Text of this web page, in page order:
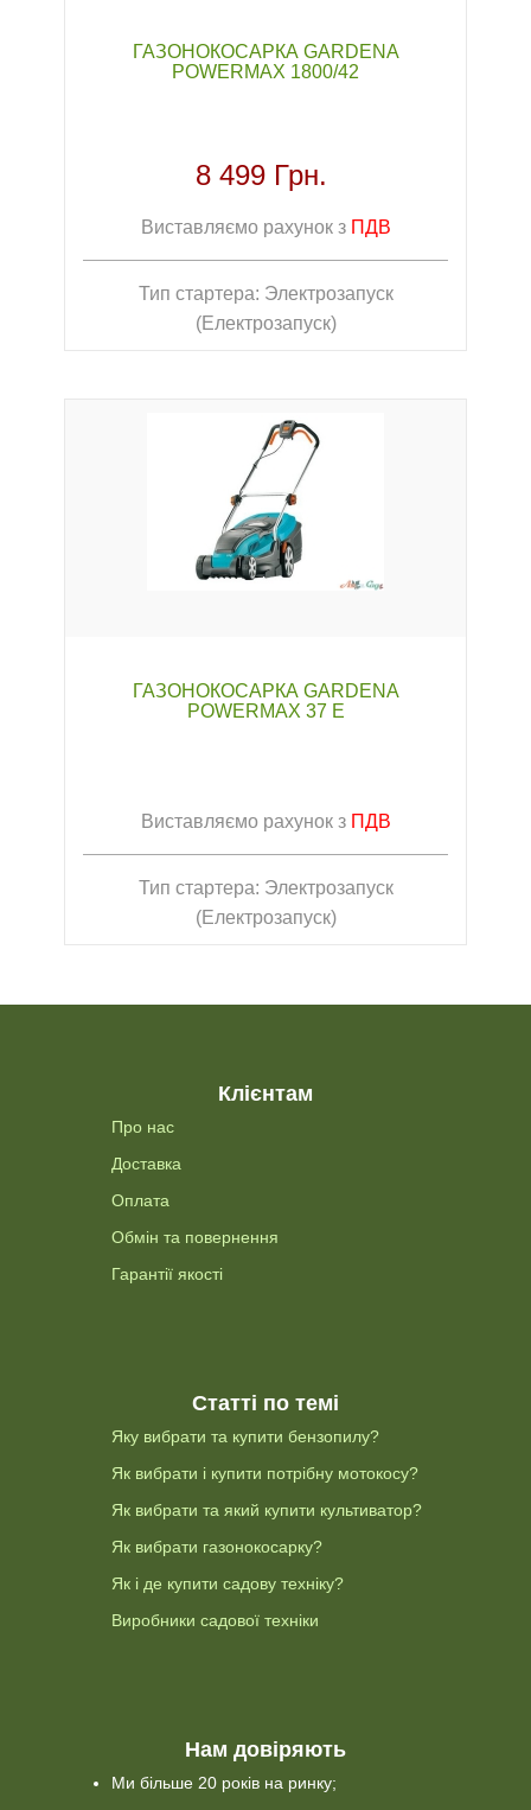
ГАЗОНОКОСАРКА GARDENA
POWERMAX 1800/42
8 499 Грн.
Виставляємо рахунок з ПДВ
Тип стартера: Электрозапуск
(Електрозапуск)
ГАЗОНОКОСАРКА GARDENA
POWERMAX 37 E
Виставляємо рахунок з ПДВ
Тип стартера: Электрозапуск
(Електрозапуск)
Клієнтам
Про нас
Доставка
Оплата
Обмін та повернення
Гарантії якості
Статті по темі
Яку вибрати та купити бензопилу?
Як вибрати і купити потрібну мотокосу?
Як вибрати та який купити культиватор?
Як вибрати газонокосарку?
Як і де купити садову техніку?
Виробники садової техніки
Нам довіряють
Ми більше 20 років на ринку;